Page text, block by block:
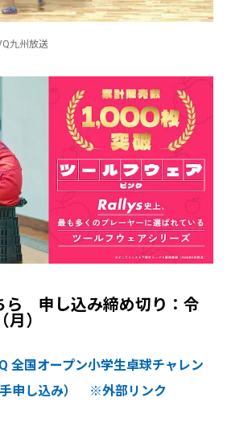
九州放送
ら 申し込み締め切り：令
）
全国オープン小学生卓球チャレン
手申し込み） ※外部リンク